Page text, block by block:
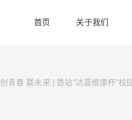
首页 关于我们
创青春 赢未来 | 首站“达嘉维康杯”校